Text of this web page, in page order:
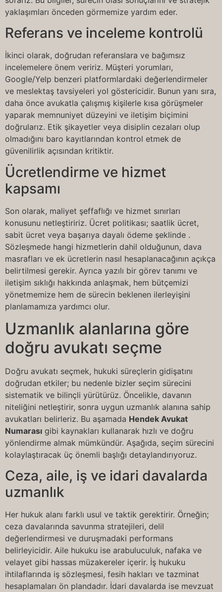
yaklaşımları önceden görmemize yardım eder.
Referans ve inceleme kontrolü
İkinci olarak, doğrudan referanslara ve bağımsız
incelemelere önem veririz. Müşteri yorumları,
Google/Yelp benzeri platformlardaki değerlendirmeler
ve meslektaş tavsiyeleri yol göstericidir. Bunun yanı sıra,
daha önce avukatla çalışmış kişilerle kısa görüşmeler
yaparak memnuniyet düzeyini ve iletişim biçimini
doğrularız. Etik şikayetler veya disiplin cezaları olup
olmadığını baro kayıtlarından kontrol etmek de
güvenilirlik açısından kritiktir.
Ücretlendirme ve hizmet
kapsamı
Son olarak, maliyet şeffaflığı ve hizmet sınırları
konusunu netleştiririz. Ücret politikası; saatlik ücret,
sabit ücret veya başarıya dayalı ödeme şeklinde .
Sözleşmede hangi hizmetlerin dahil olduğunun, dava
masrafları ve ek ücretlerin nasıl hesaplanacağının açıkça
belirtilmesi gerekir. Ayrıca yazılı bir görev tanımı ve
iletişim sıklığı hakkında anlaşmak, hem bütçemizi
yönetmemize hem de sürecin beklenen ilerleyişini
planlamamıza yardımcı olur.
Uzmanlık alanlarına göre
doğru avukatı seçme
Doğru avukatı seçmek, hukuki süreçlerin gidişatını
doğrudan etkiler; bu nedenle bizler seçim sürecini
sistematik ve bilinçli yürütürüz. Öncelikle, davanın
niteliğini netleştirir, sonra uygun uzmanlık alanına sahip
avukatları belirleriz. Bu aşamada Hendek Avukat
Numarası gibi kaynakları kullanarak hızlı ve doğru
yönlendirme almak mümkündür. Aşağıda, seçim sürecini
kolaylaştıracak üç önemli başlığı detaylandırıyoruz.
Ceza, aile, iş ve idari davalarda
uzmanlık
Her hukuk alanı farklı usul ve taktik gerektirir. Örneğin;
ceza davalarında savunma stratejileri, delil
değerlendirmesi ve duruşmadaki performans
belirleyicidir. Aile hukuku ise arabuluculuk, nafaka ve
velayet gibi hassas müzakereler içerir. İş hukuku
ihtilaflarında iş sözleşmesi, fesih hakları ve tazminat
hesaplamaları ön plandadır. İdari davalarda ise mevzuat